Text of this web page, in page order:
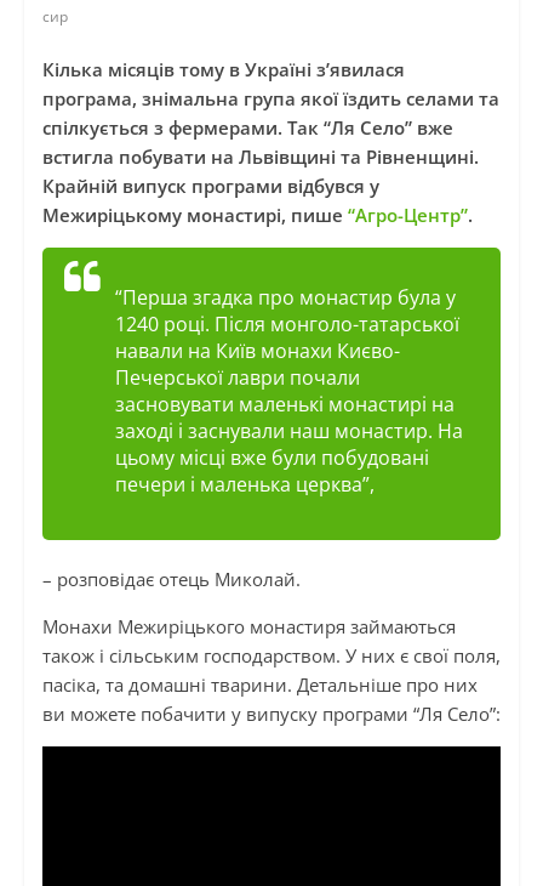
сир
Кілька місяців тому в Україні з’явилася
програма, знімальна група якої їздить селами та
спілкується з фермерами. Так “Ля Село” вже
встигла побувати на Львівщині та Рівненщині.
Крайній випуск програми відбувся у
Межиріцькому монастирі, пише “Агро-Центр”.
“Перша згадка про монастир була у
1240 році. Після монголо-татарської
навали на Київ монахи Києво-
Печерської лаври почали
засновувати маленькі монастирі на
заході і заснували наш монастир. На
цьому місці вже були побудовані
печери і маленька церква”,
– розповідає отець Миколай.
Монахи Межиріцького монастиря займаються
також і сільським господарством. У них є свої поля,
пасіка, та домашні тварини. Детальніше про них
ви можете побачити у випуску програми “Ля Село”: